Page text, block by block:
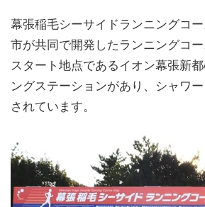
幕張稲毛シーサイドランニングコ
市が共同で開発したランニングコ
スタート地点であるイオン幕張新
ングステーションがあり、シャワ
されています。